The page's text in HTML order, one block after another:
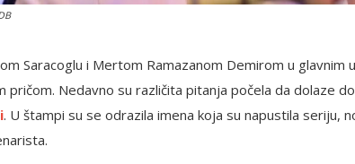
Saracoglu i Mertom Ramazanom Demirom u glavnim
pričom. Nedavno su različita pitanja počela da dolaze
. U štampi su se odrazila imena koja su napustila seriju,